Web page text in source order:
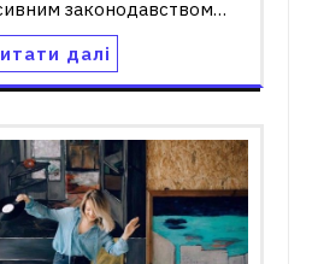
законодавством…
далі